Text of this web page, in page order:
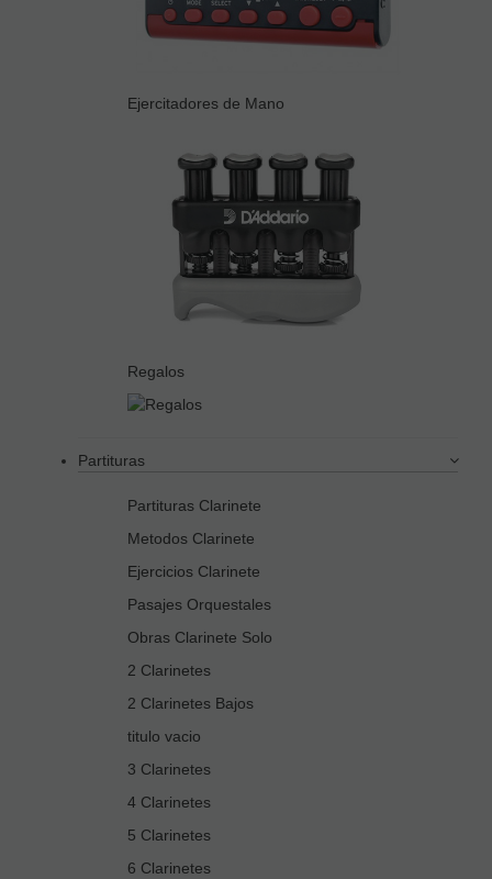
Ejercitadores de Mano
Regalos
Partituras
Partituras Clarinete
Metodos Clarinete
Ejercicios Clarinete
Pasajes Orquestales
Obras Clarinete Solo
2 Clarinetes
2 Clarinetes Bajos
titulo vacio
3 Clarinetes
4 Clarinetes
5 Clarinetes
6 Clarinetes